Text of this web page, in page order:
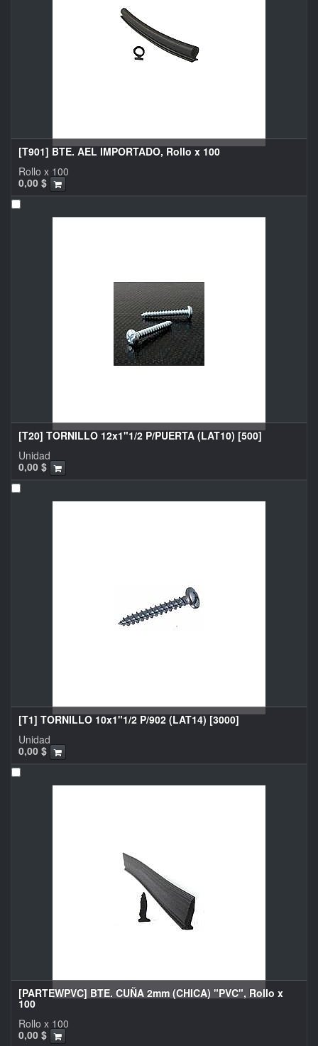
[T901] BTE. AEL IMPORTADO, Rollo x 100
0,00 $
Rollo x 100
[T20] TORNILLO 12x1"1/2 P/PUERTA (LAT10) [500]
0,00 $
Unidad
[T1] TORNILLO 10x1"1/2 P/902 (LAT14) [3000]
0,00 $
Unidad
[PARTEWPVC] BTE. CUÑA 2mm (CHICA) "PVC", Rollo x
100
0,00 $
Rollo x 100